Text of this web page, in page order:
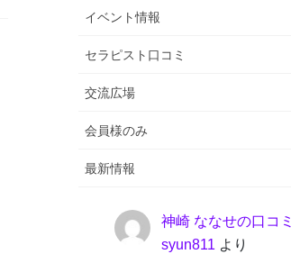
イベント情報
セラピスト口コミ
交流広場
会員様のみ
最新情報
神崎 ななせの口コミ
syun811 より